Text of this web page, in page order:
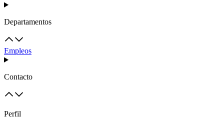
Departamentos
Empleos
Contacto
Perfil